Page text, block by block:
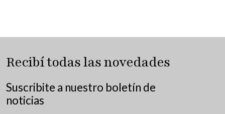
Recibí todas las novedades
Suscribite a nuestro boletín de
noticias